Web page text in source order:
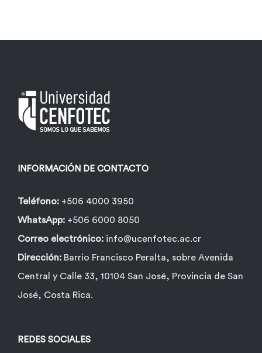
INFORMACIÓN DE CONTACTO
Teléfono: +506 4000 3950
WhatsApp: +506 6000 8050
Correo electrónico: info@ucenfotec.ac.cr
Dirección: Barrio Francisco Peralta, sobre Avenida
Central y Calle 33, 10104 San José, Provincia de San
José, Costa Rica.
REDES SOCIALES